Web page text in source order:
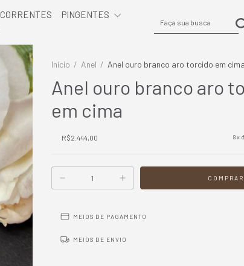
CORRENTES
PINGENTES
Início / Anel / Anel ouro branco aro torcido em cima
Anel ouro branco aro
em cima
R$2.444,00 8x
MEIOS DE PAGAMENTO
MEIOS DE ENVIO